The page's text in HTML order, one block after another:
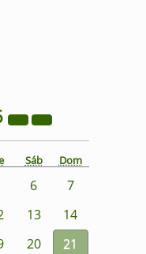
Sáb Dom
6
7
13
14
20
21